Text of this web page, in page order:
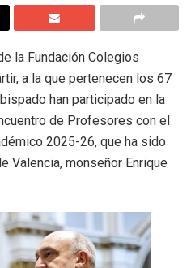
la Fundación Colegios
a la que pertenecen los 67
han participado en la
de Profesores con el
2025-26, que ha sido
Valencia, monseñor Enrique